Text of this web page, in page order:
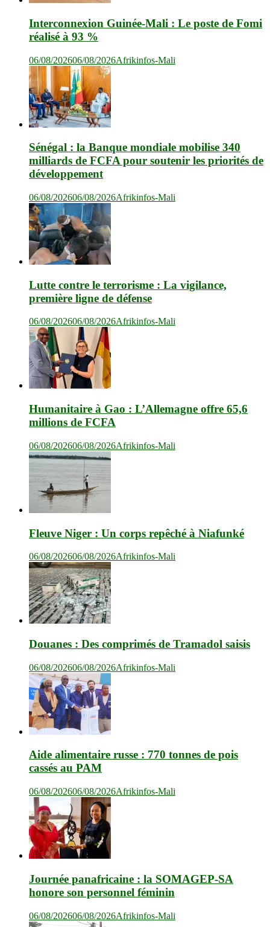
Interconnexion Guinée-Mali : Le poste de Fomi
réalisé à 93 %
06/08/202606/08/2026Afrikinfos-Mali
Sénégal : la Banque mondiale mobilise 340
milliards de FCFA pour soutenir les priorités de
développement
06/08/202606/08/2026Afrikinfos-Mali
Lutte contre le terrorisme : La vigilance,
première ligne de défense
06/08/202606/08/2026Afrikinfos-Mali
Humanitaire à Gao : L’Allemagne offre 65,6
millions de FCFA
06/08/202606/08/2026Afrikinfos-Mali
Fleuve Niger : Un corps repêché à Niafunké
06/08/202606/08/2026Afrikinfos-Mali
Douanes : Des comprimés de Tramadol saisis
06/08/202606/08/2026Afrikinfos-Mali
Aide alimentaire russe : 770 tonnes de pois
cassés au PAM
06/08/202606/08/2026Afrikinfos-Mali
Journée panafricaine : la SOMAGEP-SA
honore son personnel féminin
06/08/202606/08/2026Afrikinfos-Mali